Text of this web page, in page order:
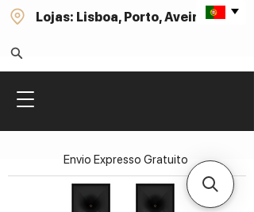
Lojas: Lisboa, Porto, Aveiro
Envio Expresso Gratuito